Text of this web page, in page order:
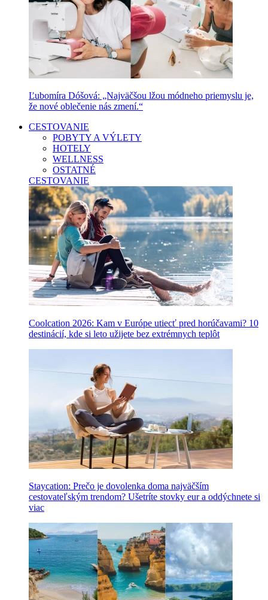
Ľubomíra Dóšová: „Najväčšou lžou módneho priemyslu je,
že nové oblečenie nás zmení.“
CESTOVANIE
POBYTY A VÝLETY
HOTELY
WELLNESS
OSTATNÉ
CESTOVANIE
Coolcation 2026: Kam v Európe utiecť pred horúčavami? 10
destinácií, kde si leto užijete bez extrémnych teplôt
Staycation: Prečo je dovolenka doma najväčším
cestovateľským trendom? Ušetríte stovky eur a oddýchnete si
viac